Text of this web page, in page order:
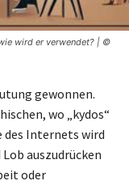
wird er verwendet? | ©
gewonnen.
wo „kydos“
des Internets wird
auszudrücken
oder